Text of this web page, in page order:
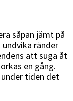
såpan jämt på
ränder
att suga åt
en gång.
tiden det